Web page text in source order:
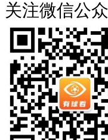
关注微信公